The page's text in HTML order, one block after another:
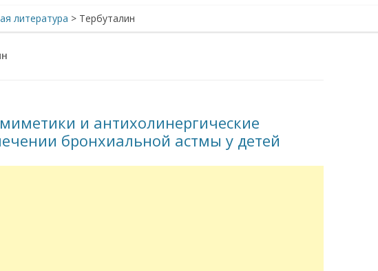
литература > Тербуталин
и антихолинергические
бронхиальной астмы у детей